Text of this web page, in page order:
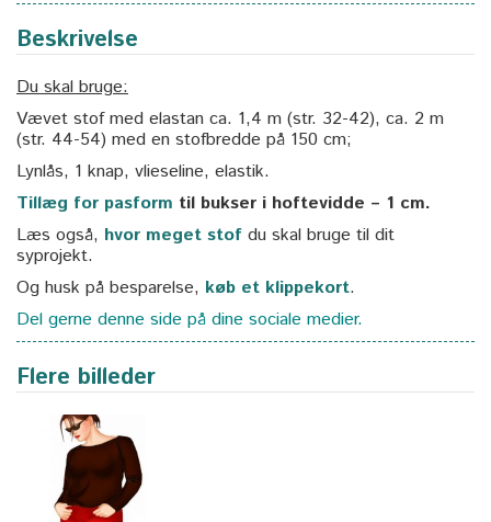
Beskrivelse
Du skal bruge:
Vævet stof med elastan ca. 1,4 m (str. 32-42), ca. 2 m
(str. 44-54) med en stofbredde på 150 cm;
Lynlås, 1 knap, vlieseline, elastik.
Tillæg for pasform til bukser i hoftevidde – 1 cm.
Læs også, hvor meget stof du skal bruge til dit
syprojekt.
Og husk på besparelse, køb et klippekort.
Del gerne denne side på dine sociale medier.
Flere billeder